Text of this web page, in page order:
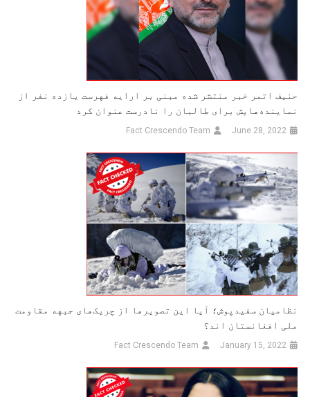
حنیف اتمر خبر منتشر شده مبنی بر ارایه فهرست یازده نفر از
نماینده‌هایش برای طالبان را نادرست عنوان کرد
June 28, 2022
Fact Crescendo Team
نظامیان سفیدپوش؛ آیا این تصویرها از چریک‌های جبهه مقاومت
ملی افغانستان اند؟
January 15, 2022
Fact Crescendo Team